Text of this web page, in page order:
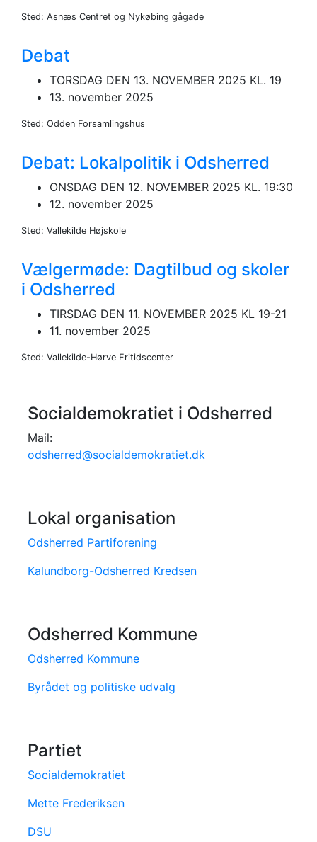
Sted: Asnæs Centret og Nykøbing gågade
Debat
TORSDAG DEN 13. NOVEMBER 2025 KL. 19
13. november 2025
Sted: Odden Forsamlingshus
Debat: Lokalpolitik i Odsherred
ONSDAG DEN 12. NOVEMBER 2025 KL. 19:30
12. november 2025
Sted: Vallekilde Højskole
Vælgermøde: Dagtilbud og skoler
i Odsherred
TIRSDAG DEN 11. NOVEMBER 2025 KL 19-21
11. november 2025
Sted: Vallekilde-Hørve Fritidscenter
Socialdemokratiet i Odsherred
Mail:
odsherred@socialdemokratiet.dk
Lokal organisation
Odsherred Partiforening
Kalundborg-Odsherred Kredsen
Odsherred Kommune
Odsherred Kommune
Byrådet og politiske udvalg
Partiet
Socialdemokratiet
Mette Frederiksen
DSU